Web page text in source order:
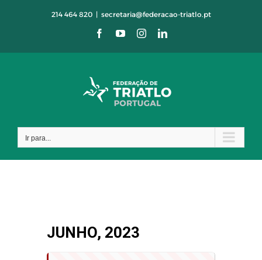
214 464 820 | secretaria@federacao-triatlo.pt
FacebookYouTubeInstagramLinkedIn
Ir para...
JUNHO, 2023